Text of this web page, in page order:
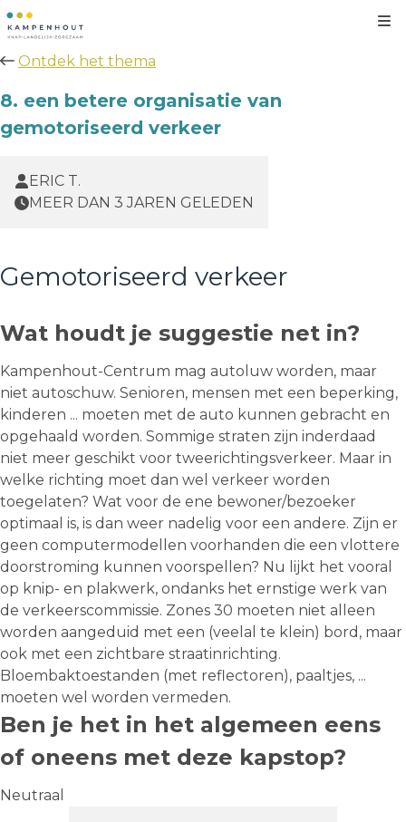
Ontdek het thema
8. een betere organisatie van
gemotoriseerd verkeer
ERIC T.
MEER DAN 3 JAREN GELEDEN
Gemotoriseerd verkeer
Wat houdt je suggestie net in?
Kampenhout-Centrum mag autoluw worden, maar
niet autoschuw. Senioren, mensen met een beperking,
kinderen ... moeten met de auto kunnen gebracht en
opgehaald worden. Sommige straten zijn inderdaad
niet meer geschikt voor tweerichtingsverkeer. Maar in
welke richting moet dan wel verkeer worden
toegelaten? Wat voor de ene bewoner/bezoeker
optimaal is, is dan weer nadelig voor een andere. Zijn er
geen computermodellen voorhanden die een vlottere
doorstroming kunnen voorspellen? Nu lijkt het vooral
op knip- en plakwerk, ondanks het ernstige werk van
de verkeerscommissie. Zones 30 moeten niet alleen
worden aangeduid met een (veelal te klein) bord, maar
ook met een zichtbare straatinrichting.
Bloembaktoestanden (met reflectoren), paaltjes, ...
moeten wel worden vermeden.
Ben je het in het algemeen eens
of oneens met deze kapstop?
Neutraal